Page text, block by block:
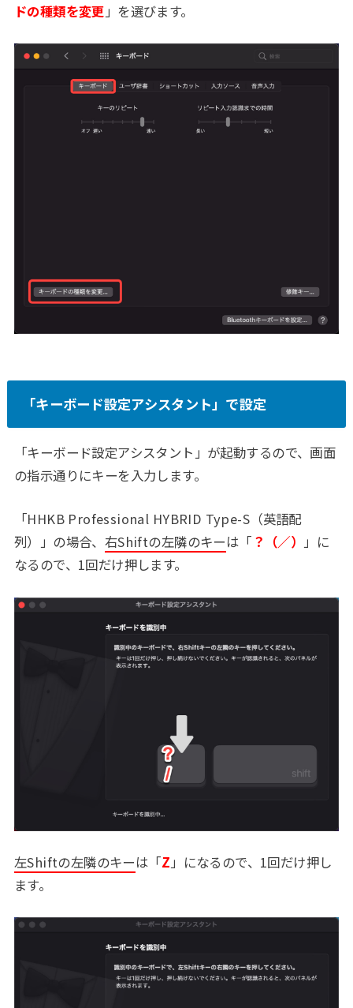
ドの種類を変更 」を選びます。
「キーボード設定アシスタント」で設定
「キーボード設定アシスタント」が起動するので、画面
の指示通りにキーを入力します。
「HHKB Professional HYBRID Type-S（英語配
列）」の場合、 右Shiftの左隣のキーは「 ？（／） 」に
なるので、1回だけ押します。
左Shiftの左隣のキーは「Z」になるので、1回だけ押し
ます。